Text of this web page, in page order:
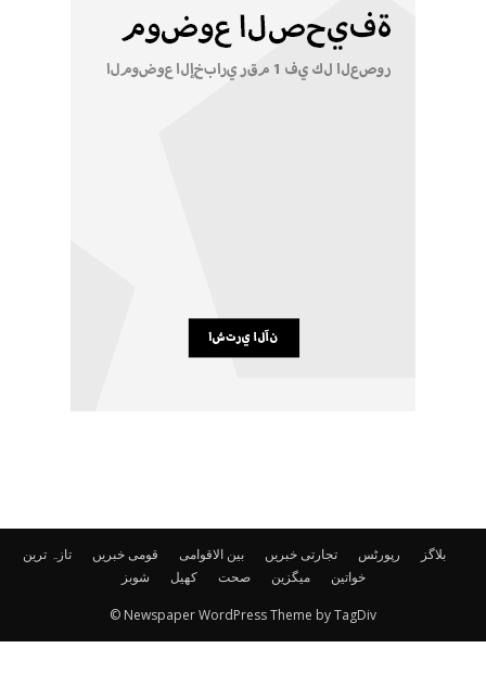
تازہ ترین قومی خبریں بین الاقوامی تجارتی خبریں رپورٹس
بلاگز
شوبز
کھیل صحت میگزین خواتین
© Newspaper WordPress Theme by TagDiv